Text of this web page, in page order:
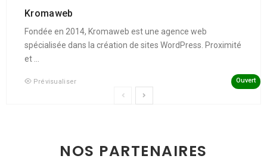
Kromaweb
Fondée en 2014, Kromaweb est une agence web
spécialisée dans la création de sites WordPress. Proximité
et ...
Prévisualiser Ouvert
NOS PARTENAIRES